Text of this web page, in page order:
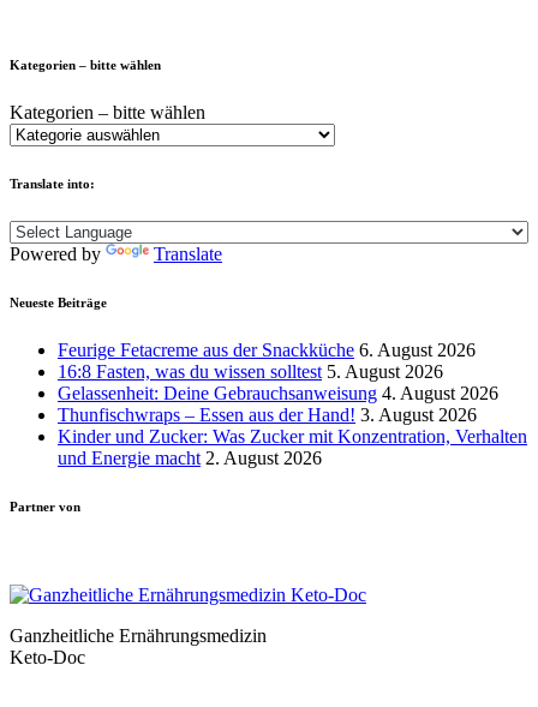
Kategorien – bitte wählen
Kategorien – bitte wählen
Translate into:
Powered by Translate
Neueste Beiträge
Feurige Fetacreme aus der Snackküche 6. August 2026
16:8 Fasten, was du wissen solltest 5. August 2026
Gelassenheit: Deine Gebrauchsanweisung 4. August 2026
Thunfischwraps – Essen aus der Hand! 3. August 2026
Kinder und Zucker: Was Zucker mit Konzentration, Verhalten
und Energie macht 2. August 2026
Partner von
Ganzheitliche Ernährungsmedizin
Keto-Doc